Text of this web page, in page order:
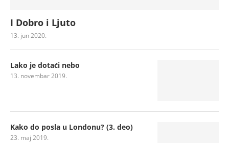
I Dobro i Ljuto
13. jun 2020.
Lako je dotaći nebo
13. novembar 2019.
Kako do posla u Londonu? (3. deo)
23. maj 2019.